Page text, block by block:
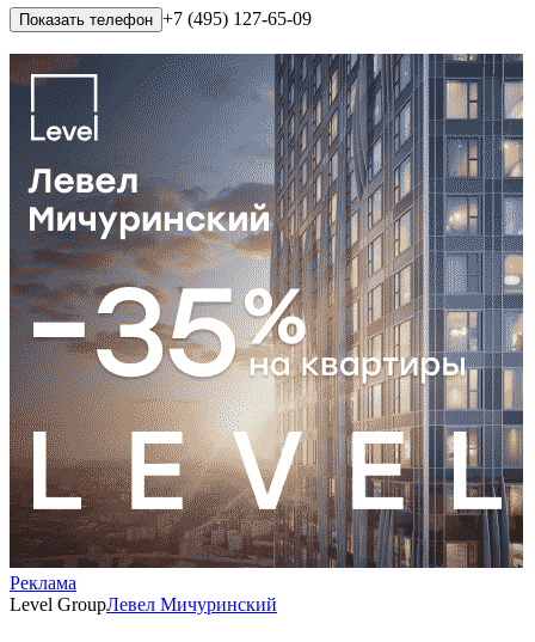
Показать телефон +7 (495) 127-65-09
Реклама
Level GroupЛевел Мичуринский